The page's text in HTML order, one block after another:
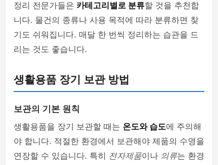
정리 전문가들은 카테고리별로 분류할 것을 추천합
니다. 물건의 종류나 사용 목적에 따라 분류하면 찾
기도 쉬워집니다. 매달 한 번씩 정리하는 습관을 드
리는 것도 좋습니다.
생활용품 장기 보관 방법
보관의 기본 원칙
생활용품을 장기 보관할 때는 온도와 습도에 주의해
야 합니다. 적절한 환경에서 보관해야 제품의 수명을
연장할 수 있습니다. 특히 전자제품이나 의류는 환경